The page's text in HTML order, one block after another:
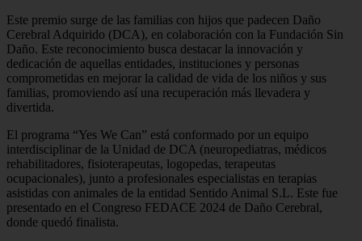
Este premio surge de las familias con hijos que padecen Daño
Cerebral Adquirido (DCA), en colaboración con la Fundación Sin
Daño. Este reconocimiento busca destacar la innovación y
dedicación de aquellas entidades, instituciones y personas
comprometidas en mejorar la calidad de vida de los niños y sus
familias, promoviendo así una recuperación más llevadera y
divertida.
El programa “Yes We Can” está conformado por un equipo
interdisciplinar de la Unidad de DCA (neuropediatras, médicos
rehabilitadores, fisioterapeutas, logopedas, terapeutas
ocupacionales), junto a profesionales especialistas en terapias
asistidas con animales de la entidad Sentido Animal S.L. Este fue
presentado en el Congreso FEDACE 2024 de Daño Cerebral,
donde quedó finalista.